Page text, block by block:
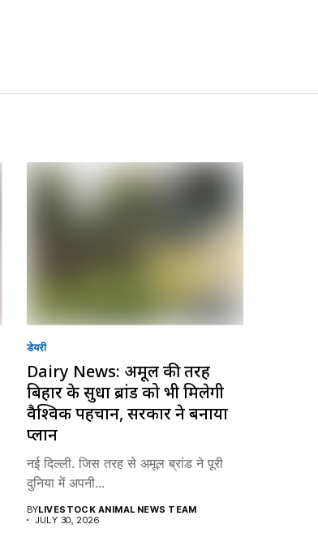
डेयरी
Dairy News: अमूल की तरह
बिहार के सुधा ब्रांड को भी मिलेगी
वैश्विक पहचान, सरकार ने बनाया
प्लान
नई दिल्ली. जिस तरह से अमूल ब्रांड ने पूरी
दुनिया में अपनी...
BYLIVESTOCK ANIMAL NEWS TEAM
JULY 30, 2026